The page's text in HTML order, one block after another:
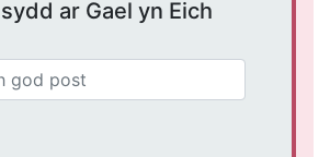
ar Gael yn Eich